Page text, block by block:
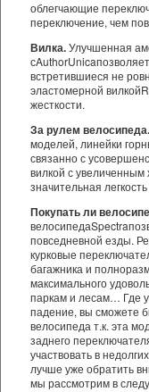
облегчающие
переключение, чем
Вилка.Улучшенная
сAuthorUnica
встретившиеся не
эластомерной вилкой
жесткости.
За рулем велосипеда.
моделей, линейки
связанно с
вилкой с
значительная
Покупать ли
велосипедаSpectra
повседневной езды.
курковые
багажника и
максимального
паркам и лесам… Где
падение, вы сможете
велосипеда т.к. эта
заднего
участвовать в
лучше уже обратить
мы рассмотрим в